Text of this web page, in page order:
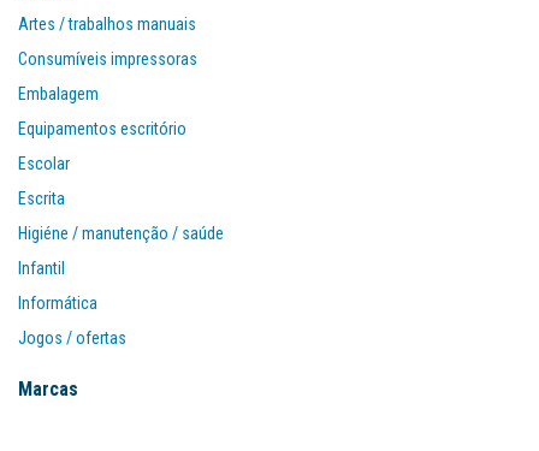
Artes / trabalhos manuais
Consumíveis impressoras
Embalagem
Equipamentos escritório
Escolar
Escrita
Higiéne / manutenção / saúde
Infantil
Informática
Jogos / ofertas
Marcas